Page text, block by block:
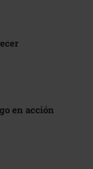
en acción